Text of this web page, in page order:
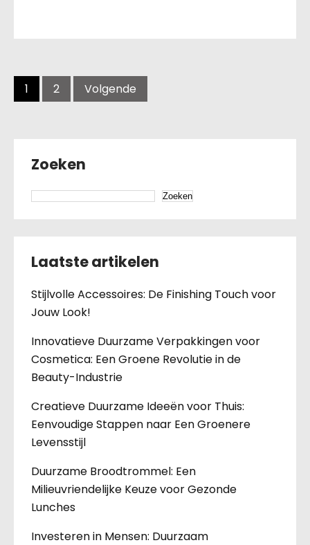
Berichten
navigatie
1 2 Volgende
Zoeken
Zoeken
Laatste artikelen
Stijlvolle Accessoires: De Finishing Touch voor
Jouw Look!
Innovatieve Duurzame Verpakkingen voor
Cosmetica: Een Groene Revolutie in de
Beauty-Industrie
Creatieve Duurzame Ideeën voor Thuis:
Eenvoudige Stappen naar Een Groenere
Levensstijl
Duurzame Broodtrommel: Een
Milieuvriendelijke Keuze voor Gezonde
Lunches
Investeren in Mensen: Duurzaam